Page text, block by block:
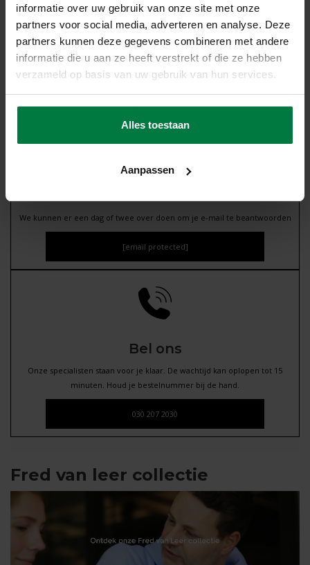
informatie over uw gebruik van onze site met onze
partners voor social media, adverteren en analyse. Deze
partners kunnen deze gegevens combineren met andere
informatie die u aan ze heeft verstrekt of die ze hebben
verzameld op basis van uw gebruik van hun services.
Alles toestaan
Aanpassen
Chat met ons
De snelste manier om je bestellingen, retouren, terugbetalingen en
méér te controleren.
Via de chatknop
We kunnen er een dag of twee over doen om je e-mail te beantwoorden
[email protected]
Bel ons
Onze specialisten staan voor je klaar. De wachtijd kan oplopen tot 15
minuten. Houd je bestelnummer bij de hand.
030 207 2030
Fred van leer collectie